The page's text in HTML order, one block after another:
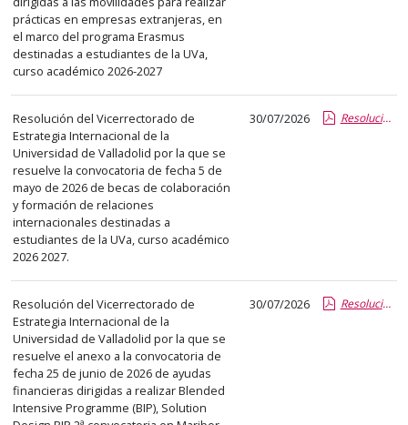
los
anuncios
del
tablón
seleccionado
previamente.
En
la
primera
columna
el
título
del
anuncio,
en
la
segunda
columna
la
antigua
prácticas en empresas extranjeras, en
el marco del programa Erasmus
destinadas a estudiantes de la UVa,
curso académico 2026-2027
Resolución del Vicerrectorado de
Estrategia Internacional de la
Universidad de Valladolid por la que se
resuelve la convocatoria de fecha 5 de
mayo de 2026 de becas de colaboración
y formación de relaciones
internacionales destinadas a
estudiantes de la UVa, curso académico
2026 2027.
30/07/2026 Resolución Vice RRII Becas Colaboración 26 27.pdf.pdf
Resolución del Vicerrectorado de
Estrategia Internacional de la
Universidad de Valladolid por la que se
resuelve el anexo a la convocatoria de
fecha 25 de junio de 2026 de ayudas
financieras dirigidas a realizar Blended
Intensive Programme (BIP), Solution
30/07/2026 Resolución_Vicerrector RRII BIP Maribor Miriam Reyes.pdf.pdf